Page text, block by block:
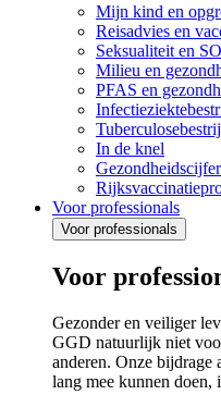
Mijn kind en
Reisadvies en
Seksualiteit en
Milieu en
PFAS en
In de knel
Voor professionals
Voor professionals
Voor
Gezonder en veiliger
GGD natuurlijk niet
anderen. Onze bijdrage
lang mee kunnen doen,